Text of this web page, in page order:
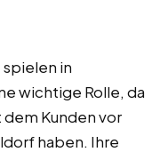
spielen in
wichtige Rolle, da
Kunden vor
haben. Ihre